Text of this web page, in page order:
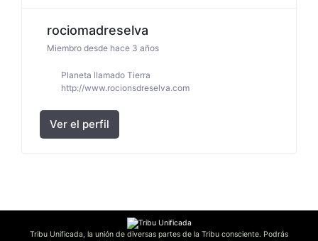
rociomadreselva
Miembro desde hace 3 años
Planeta llamado Tierra
http://www.rocionsdreselva.com
Ver el perfil
Tribu Unificada, la unión de diversas partes de la Tribu consciente. Podrás